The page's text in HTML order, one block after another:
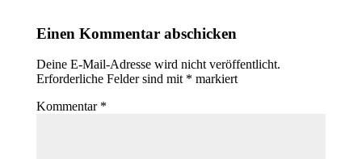
Einen Kommentar abschicken
Deine E-Mail-Adresse wird nicht veröffentlicht.
Erforderliche Felder sind mit * markiert
Kommentar *